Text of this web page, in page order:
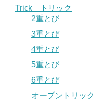
Trick トリック
2重とび
3重とび
4重とび
5重とび
6重とび
オープントリック